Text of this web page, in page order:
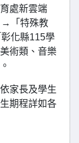
處新雲端
→「特殊教
化縣115學
術類、音樂
家長及學生
期程詳如各